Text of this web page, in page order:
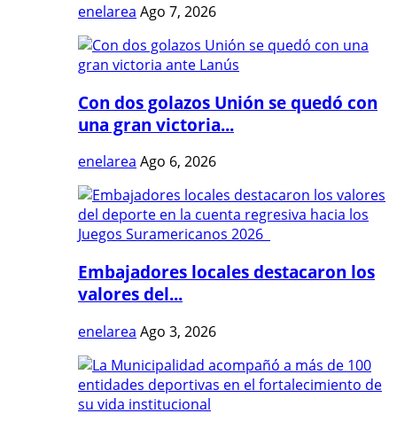
enelarea Ago 7, 2026
Con dos golazos Unión se quedó con
una gran victoria...
enelarea Ago 6, 2026
Embajadores locales destacaron los
valores del...
enelarea Ago 3, 2026